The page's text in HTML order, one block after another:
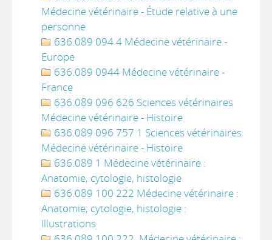
Médecine vétérinaire - Étude relative à une
personne
636.089 094 4 Médecine vétérinaire -
Europe
636.089 0944 Médecine vétérinaire -
France
636.089 096 626 Sciences vétérinaires
Médecine vétérinaire - Histoire
636.089 096 757 1 Sciences vétérinaires
Médecine vétérinaire - Histoire
636.089 1 Médecine vétérinaire :
Anatomie, cytologie, histologie
636.089 100 222 Médecine vétérinaire :
Anatomie, cytologie, histologie :
Illustrations